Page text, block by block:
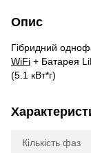
Опис
Гібридний
WiFi + Батарея
(5.1 кВт*г)
Кількість фаз